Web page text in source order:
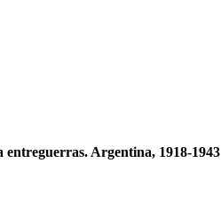
entreguerras. Argentina, 1918-1943